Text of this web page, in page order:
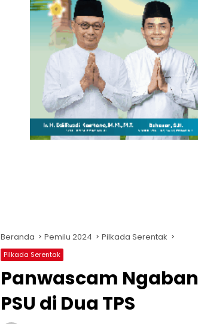
Beranda Pemilu 2024 Pilkada Serentak
Pilkada Serentak
Panwascam
PSU di Dua TPS